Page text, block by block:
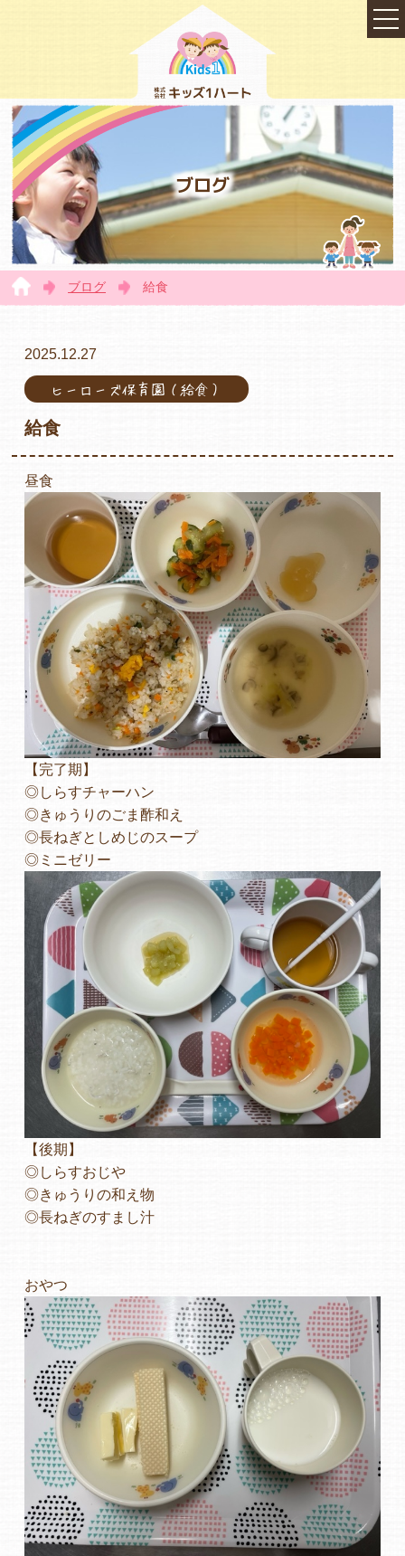
会社概要
入園・見学の問い合わせ
在園児保護者の方へ
採用情報
ヒーローズ保育園
ヒーローズきっず園田
ヒーローズにしのみや保育園
ヒーローズ旭保育園
キッズ１ハート旭保育所
園の様子
お知らせ
ブログ
ブログ 給食
2025.12.27
ヒーローズ保育園（給食）
給食
昼食
【完了期】
◎しらすチャーハン
◎きゅうりのごま酢和え
◎長ねぎとしめじのスープ
◎ミニゼリー
【後期】
◎しらすおじや
◎きゅうりの和え物
◎長ねぎのすまし汁
おやつ